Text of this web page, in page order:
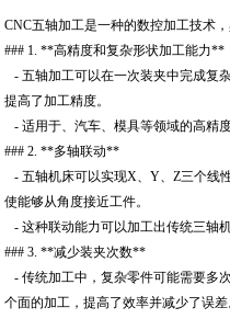
CNC五轴加工是一种的数控加工技术，
### 1. **高精度和复杂形状加工能力**
- 五轴加工可以在一次装夹中完成复
提高了加工精度。
- 适用于、汽车、模具等领域的高精度
### 2. **多轴联动**
- 五轴机床可以实现X、Y、Z三个线
使能够从角度接近工件。
- 这种联动能力可以加工出传统三轴
### 3. **减少装夹次数**
- 传统加工中，复杂零件可能需要多
个面的加工，提高了效率并减少了误差